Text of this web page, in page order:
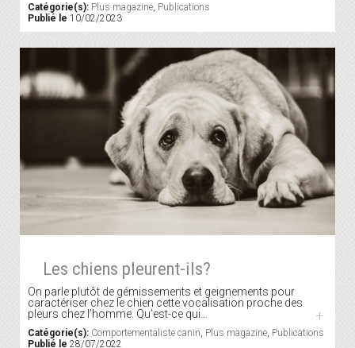
Catégorie(s): Plus magazine Publications
Publié le 10/02/2023
Les chiens pleurent-ils?
On parle plutôt de gémissements et geignements pour
caractériser chez le chien cette vocalisation proche des
pleurs chez l’homme. Qu’est-ce qui…
+
Catégorie(s): Comportementaliste canin, Plus magazine, Publications
Publié le 28/07/2022